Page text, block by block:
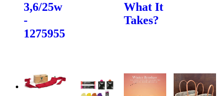
3,6/25w
-
1275955
What It
Takes?